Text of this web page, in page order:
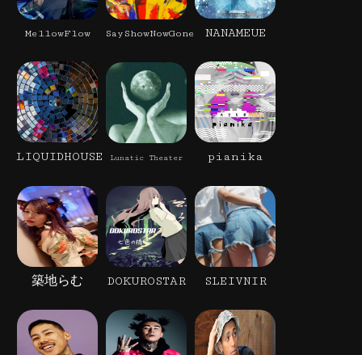
MellowFlow SayShowNowGone NANAMEUE
LIQUIDHOUSE Lunatic Theater pianika
築地らむ DOKUROSTAR SLEIVNIR